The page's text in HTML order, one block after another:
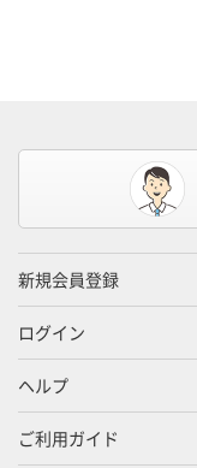
新規会員登録
ログイン
ヘルプ
ご利用ガイド